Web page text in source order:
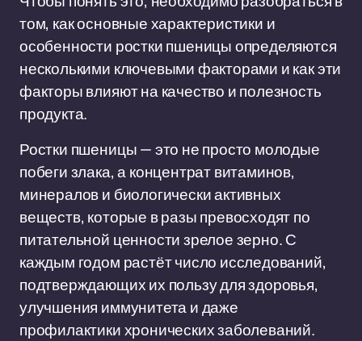
том, как основные характеристики и
особенности ростки пшеницы определяются
несколькими ключевыми факторами и как эти
факторы влияют на качество и полезность
продукта.
Ростки пшеницы — это не просто молодые
побеги злака, а концентрат витаминов,
минералов и биологически активных
веществ, которые в разы превосходят по
питательной ценности зрелое зерно. С
каждым годом растёт число исследований,
подтверждающих их пользу для здоровья,
улучшения иммунитета и даже
профилактики хронических заболеваний.